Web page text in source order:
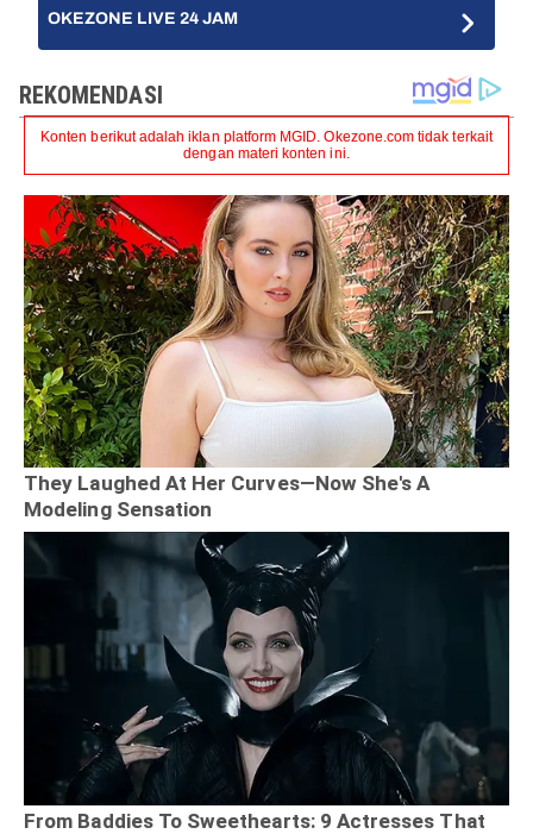
OKEZONE LIVE 24 JAM